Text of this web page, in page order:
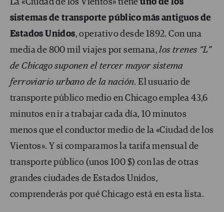
La «Ciudad de los Vientos» tieneuno de los
sistemas de transporte público más antiguos de
Estados Unidos, operativo desde 1892. Con una
media de 800 mil viajes por semana,los trenes “L”
de Chicago suponen el tercer mayor sistema
ferroviario urbano de la nación. El usuario de
transporte público medio en Chicago emplea 43,6
minutos en ir a trabajar cada día, 10 minutos
menos que el conductor medio de la «Ciudad de los
Vientos». Y si comparamos la tarifa mensual de
transporte público (unos 100 $) con las de otras
grandes ciudades de Estados Unidos,
comprenderás por qué Chicago está en esta lista.